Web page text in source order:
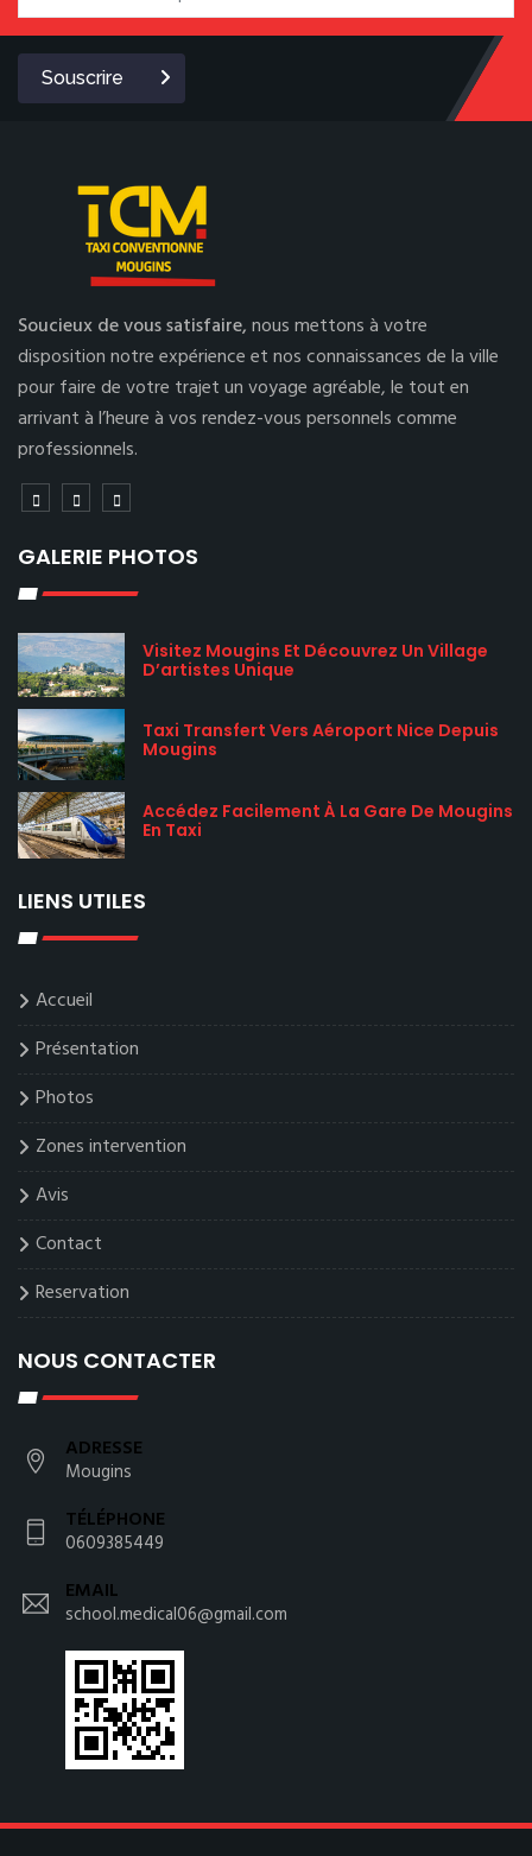
Souscrire
Soucieux de vous satisfaire,nous mettons à votre
disposition notre expérience et nos connaissances de la ville
pour faire de votre trajet un voyage agréable, le tout en
arrivant à l’heure à vos rendez-vous personnels comme
professionnels.
GALERIE PHOTOS
Visitez Mougins Et Découvrez Un Village
D’artistes Unique
Taxi Transfert Vers Aéroport Nice Depuis
Mougins
Accédez Facilement À La Gare De Mougins
En Taxi
LIENS UTILES
Accueil
Présentation
Photos
Zones intervention
Avis
Contact
Reservation
NOUS CONTACTER
ADRESSE
Mougins
TÉLÉPHONE
0609385449
EMAIL
school.medical06@gmail.com